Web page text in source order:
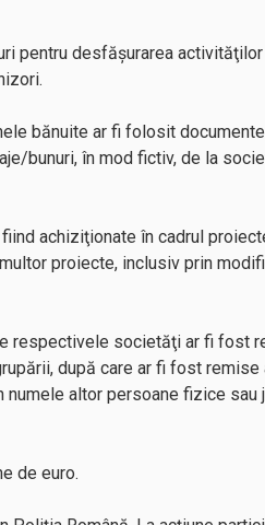
pentru desfăşurarea
bănuite ar fi folosit
bunuri, în mod fictiv, de la
achiziţionate în cadrul
proiecte, inclusiv prin
respectivele societăţi ar fi fost
după care ar fi fost remise
altor persoane fizice sau
de euro.